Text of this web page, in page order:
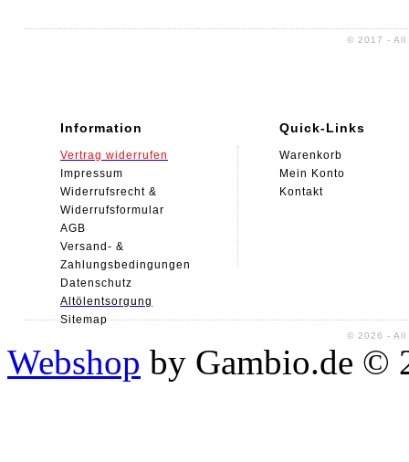
© 2017 - All
Information
Vertrag widerrufen
Impressum
Widerrufsrecht &
Widerrufsformular
AGB
Versand- &
Zahlungsbedingungen
Datenschutz
Altölentsorgung
Sitemap
Quick-Links
Warenkorb
Mein Konto
Kontakt
© 2026 - All
Webshop by Gambio.de ©